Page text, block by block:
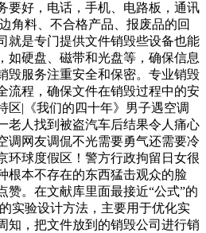
要好，电话，手机、电路板，通讯
角料、不合格产品、报废品的回
就是专门提供文件销毁些设备也能
如硬盘、磁带和光盘等，确保信息
毁服务注重安全和保密。专业销毁
流程，确保文件在销毁过程中的安
区|《我们的四十年》男子遇空调
老人找到被盗汽车后结果令人痛心
调网友调侃不光需要勇气还需要冷
环球度假区！警方行政拘留日女很
根本不存在的东西猛击观众的脸
赞。在文献库里面最接近“公式”的
实验设计方法，主要用于优化实
知，把文件放到的销毁公司进行销